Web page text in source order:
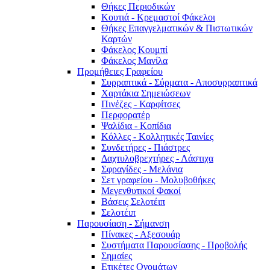
Θήκες Περιοδικών
Κουτιά - Κρεμαστοί Φάκελοι
Θήκες Επαγγελματικών & Πιστωτικών
Καρτών
Φάκελος Κουμπί
Φάκελος Μανίλα
Προμήθειες Γραφείου
Συρραπτικά - Σύρματα - Αποσυρραπτικά
Χαρτάκια Σημειώσεων
Πινέζες - Καρφίτσες
Περφορατέρ
Ψαλίδια - Κοπίδια
Κόλλες - Κολλητικές Ταινίες
Συνδετήρες - Πιάστρες
Δαχτυλοβρεχτήρες - Λάστιχα
Σφραγίδες - Μελάνια
Σετ γραφείου - Μολυβοθήκες
Μεγενθυτικοί Φακοί
Βάσεις Σελοτέιπ
Σελοτέιπ
Παρουσίαση - Σήμανση
Πίνακες - Αξεσουάρ
Συστήματα Παρουσίασης - Προβολής
Σημαίες
Ετικέτες Ονομάτων